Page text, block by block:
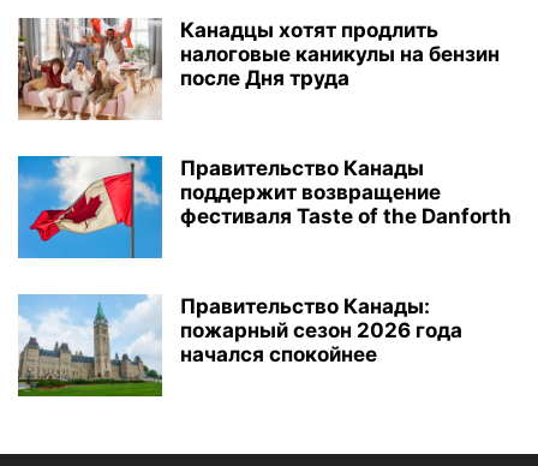
Канадцы хотят продлить
налоговые каникулы на бензин
после Дня труда
Правительство Канады
поддержит возвращение
фестиваля Taste of the Danforth
Правительство Канады:
пожарный сезон 2026 года
начался спокойнее